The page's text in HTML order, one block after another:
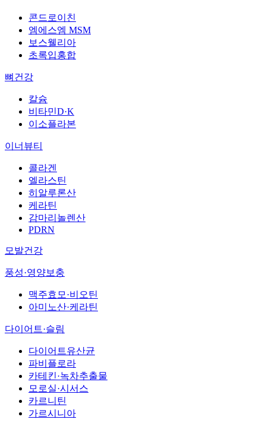
콘드로이친
엠에스엠 MSM
보스웰리아
초록입홍합
뼈건강
칼슘
비타민D·K
이소플라본
이너뷰티
콜라겐
엘라스틴
히알루론산
케라틴
감마리놀렌산
PDRN
모발건강
풍성·영양보충
맥주효모·비오틴
아미노산·케라틴
다이어트·슬림
다이어트유산균
파비플로라
카테킨·녹차추출물
모로실·시서스
카르니틴
가르시니아